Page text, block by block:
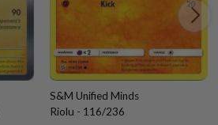
S&M Unified Minds
Riolu - 116/236